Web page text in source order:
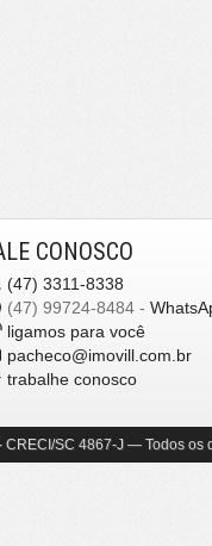
CONOSCO
(47) 3311-8338
(47) 99724-8484 -
ligamos para você
pacheco@imovill.com.br
trabalhe conosco
CRECI/SC 4867-J — Todos os